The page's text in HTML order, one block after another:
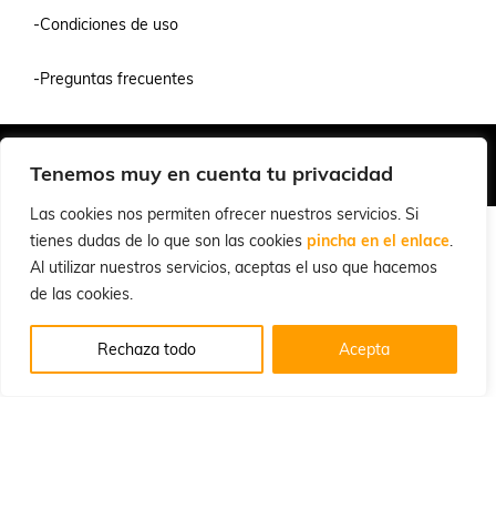
Tenemos muy en cuenta tu privacidad
Las cookies nos permiten ofrecer nuestros servicios. Si
tienes dudas de lo que son las cookies pincha en el enlace.
Al utilizar nuestros servicios, aceptas el uso que hacemos
de las cookies.
Rechaza todo Acepta
-Condiciones de uso
-Preguntas frecuentes
© 2026 Cuchillalia.com